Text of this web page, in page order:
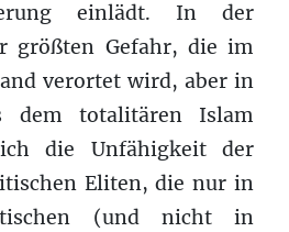
einlädt. In der
größten Gefahr, die im
verortet wird, aber in
dem totalitären Islam
die Unfähigkeit der
Eliten, die nur in
(und nicht in